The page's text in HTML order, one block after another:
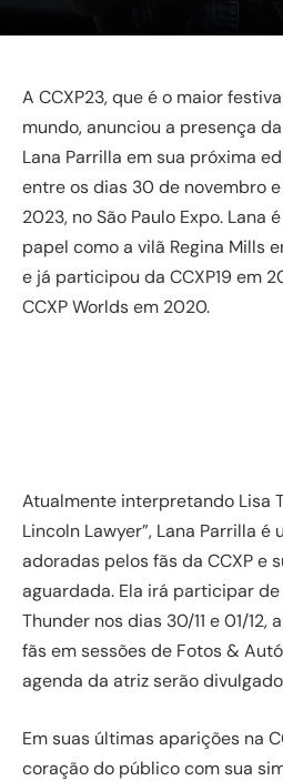
A CCXP23, que é o maior
mundo, anunciou a presença
Lana Parrilla em sua próxima
entre os dias 30 de novembro
2023, no São Paulo Expo. Lana
papel como a vilã Regina Mills
e já participou da CCXP19 em
CCXP Worlds em 2020.
Atualmente interpretando Lisa
Lincoln Lawyer”, Lana Parrilla
adoradas pelos fãs da CCXP e
aguardada. Ela irá participar
Thunder nos dias 30/11 e 01/
fãs em sessões de Fotos &
agenda da atriz serão
Em suas últimas aparições na
coração do público com sua